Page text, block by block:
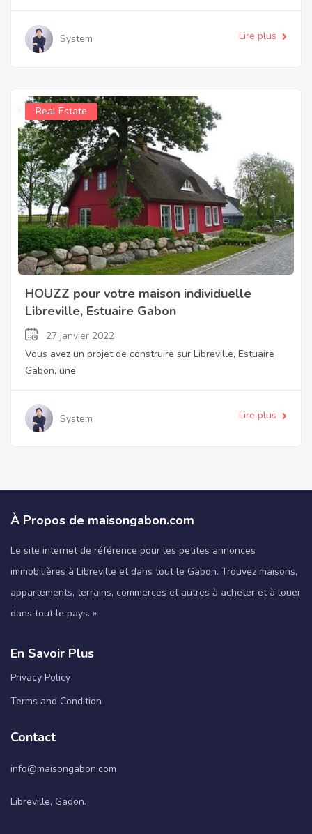
System Lire plus
Real Estate
HOUZZ pour votre maison individuelle
Libreville, Estuaire Gabon
27 janvier 2022
Vous avez un projet de construire sur Libreville, Estuaire
Gabon, une
System Lire plus
À Propos de maisongabon.com
Le site internet de référence pour les petites annonces
immobilières à Libreville et dans tout le Gabon. Trouvez maisons,
appartements, terrains, commerces et autres à acheter et à louer
dans tout le pays. »
En Savoir Plus
Privacy Policy
Terms and Condition
Contact
info@maisongabon.com
Libreville, Gadon.